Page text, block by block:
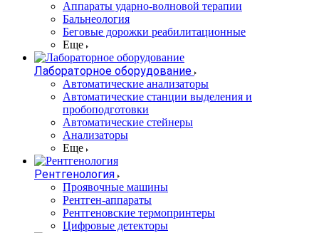
Аппараты ударно-волновой терапии
Бальнеология
Беговые дорожки реабилитационные
Еще
Лабораторное оборудование
Автоматические анализаторы
Автоматические станции выделения и
пробоподготовки
Автоматические стейнеры
Анализаторы
Еще
Рентгенология
Проявочные машины
Рентген-аппараты
Рентгеновские термопринтеры
Цифровые детекторы